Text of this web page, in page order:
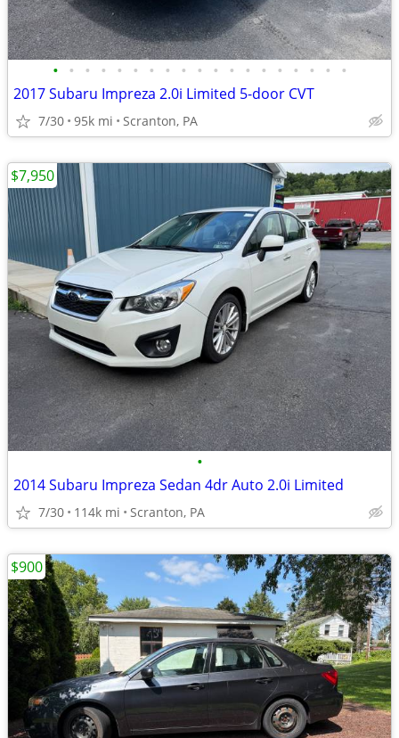
• • • • • • • • • • • • • • • • • • •
2017 Subaru Impreza 2.0i Limited 5-door CVT
7/30 95k mi Scranton, PA
•
2014 Subaru Impreza Sedan 4dr Auto 2.0i Limited
7/30 114k mi Scranton, PA
$7,950
$900